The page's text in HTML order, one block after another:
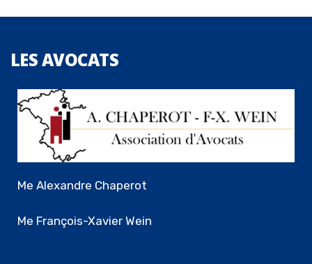
LESAVOCATS
Me Alexandre Chaperot
Me François-Xavier Wein